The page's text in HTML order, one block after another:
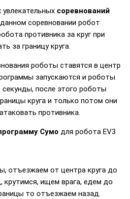
соревнований
соревновании робот
противника за круг при
за границу круга.
роботы ставятся в центр
запускаются и роботы
после этого роботы
круга и только потом они
противника.
Сумо для робота EV3
отъезжаем от центра круга до
крутимся, ищем врага, едем до
то отъезжаем назад.